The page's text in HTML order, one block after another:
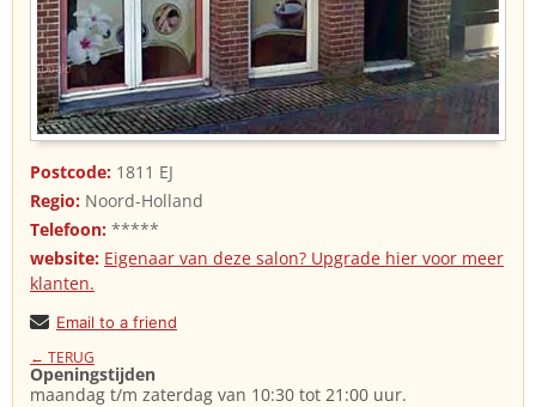
Postcode: 1811 EJ
Regio: Noord-Holland
Telefoon: *****
website: Eigenaar van deze salon? Upgrade hier voor meer
klanten.
Email to a friend
← TERUG
Openingstijden
maandag t/m zaterdag van 10:30 tot 21:00 uur.